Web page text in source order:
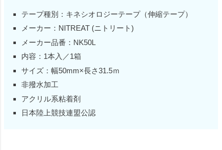
テープ種別：キネシオロジーテープ（伸縮テープ）
メーカー：NITREAT (ニトリート)
メーカー品番：NK50L
内容：1本入／1箱
サイズ：幅50mm×長さ31.5ｍ
非撥水加工
アクリル系粘着剤
日本陸上競技連盟公認